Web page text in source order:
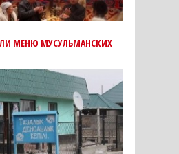
МЕНЮ МУСУЛЬМАНСКИХ